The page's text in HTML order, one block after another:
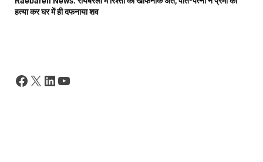
हत्या कर घर में ही दफनाया शव
Facebook
X LinkedIn
YouTube